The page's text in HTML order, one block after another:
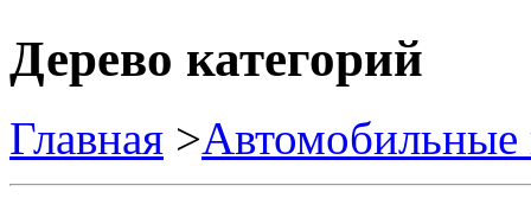
Дерево категорий
Главная >Автомобильные